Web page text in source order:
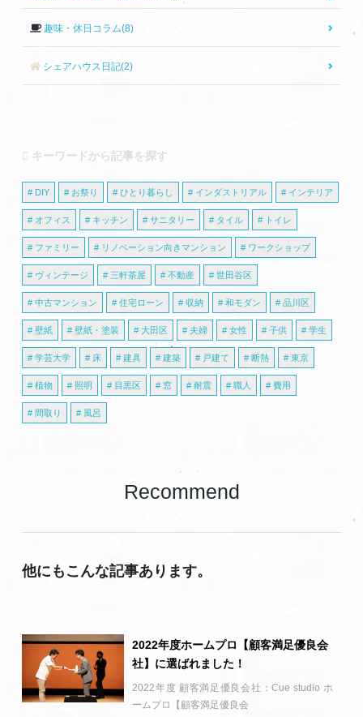
趣味・休日コラム(8)
シェアハウス日記(2)
キーワードから記事を探す
DIY お祭り ひとり暮らし インダストリアル インテリア
オフィス キッチン サニタリー タイル トイレ
ファミリー リノベーション向きマンション ワークショップ
ヴィンテージ 三軒茶屋 不動産 世田谷区
中古マンション 住宅ローン 収納 和モダン 品川区
壁紙 壁紙・塗装 大田区 夫婦 女性 子供 学生
学芸大学 床 建具 建築 戸建て 断熱 東京
植物 照明 目黒区 窓 耐震 職人 費用
間取り 風呂
Recommend
他にもこんな記事あります。
2022年度ホームプロ【顧客満足優良会
社】に選ばれました！
2022年度 顧客満足優良会社：Cue studio ホ
ームプロ【顧客満足優良会